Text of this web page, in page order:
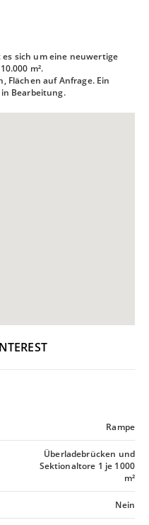
sich um eine neuwertige
m².
Flächen auf Anfrage. Ein
Bearbeitung.
Rampe
Überladebrücken und
Sektionaltore 1 je 1000
m²
Nein